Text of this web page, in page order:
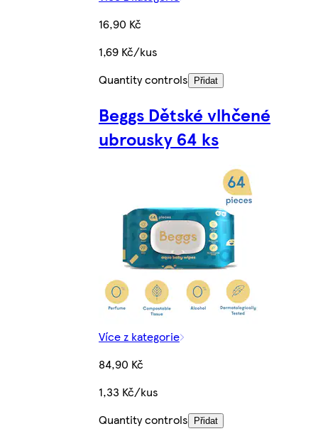
16,90 Kč
1,69 Kč/kus
Quantity controls
Přidat
Beggs Dětské vlhčené
ubrousky 64 ks
Více z kategorie
84,90 Kč
1,33 Kč/kus
Quantity controls
Přidat